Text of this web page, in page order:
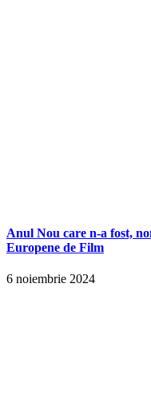
Anul Nou care n-a fost,
Europene de Film
6 noiembrie 2024